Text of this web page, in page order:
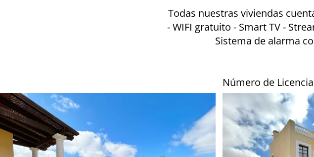
Todas nuestras viviendas
⁃ WIFI gratuito ⁃ Smart TV ⁃
Sistema de alarma
Número de